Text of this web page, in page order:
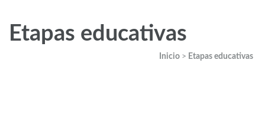
Etapas educativas
Inicio > Etapas educativas